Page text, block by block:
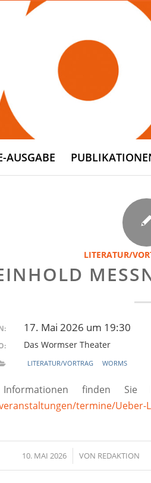
AUSGABE
LITERATUR/
17. Mai 2026 um 19:30
Das Wormser Theater
LITERATUR/VORTRAG WORMS
Informationen finden
termine/Ueber-
10. MAI 2026
/ VON REDAKTION